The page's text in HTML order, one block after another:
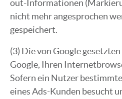
out-Informationen
nicht mehr angesprochen
gespeichert.
(3) Die von Google
Google, Ihren
Sofern ein Nutzer
eines Ads-Kunden besucht